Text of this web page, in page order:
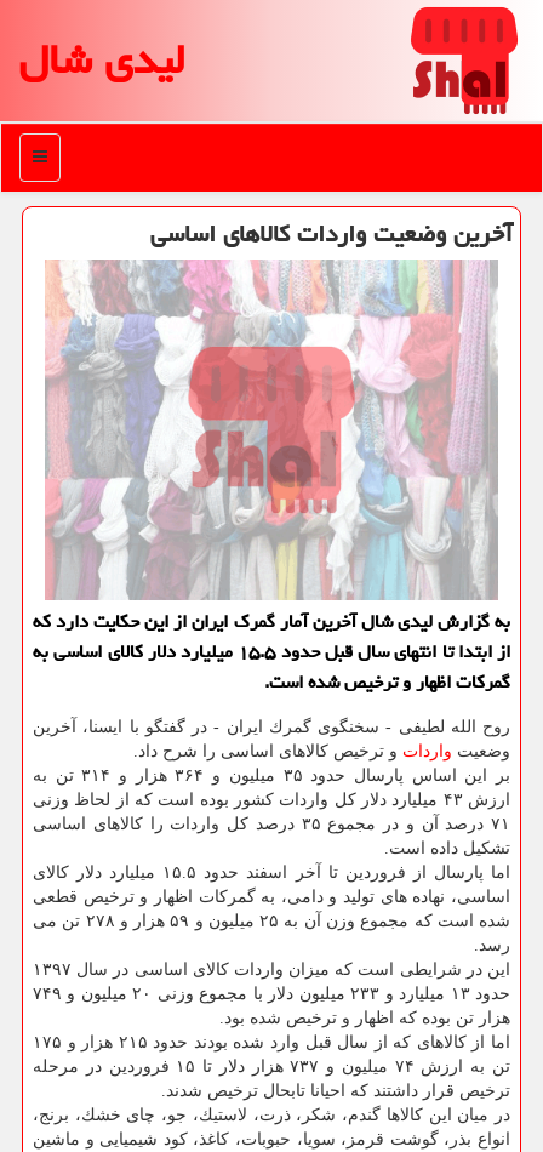
لیدی شال
منو
آخرین وضعیت واردات كالاهای اساسی
به گزارش لیدی شال آخرین آمار گمرك ایران از این حكایت دارد كه
از ابتدا تا انتهای سال قبل حدود ۱۵.۵ میلیارد دلار كالای اساسی به
گمركات اظهار و ترخیص شده است.
روح الله لطیفی - سخنگوی گمرك ایران - در گفتگو با ایسنا، آخرین
وضعیت واردات و ترخیص كالاهای اساسی را شرح داد.
بر این اساس پارسال حدود ۳۵ میلیون و ۳۶۴ هزار و ۳۱۴ تن به
ارزش ۴۳ میلیارد دلار كل واردات كشور بوده است كه از لحاظ وزنی
۷۱ درصد آن و در مجموع ۳۵ درصد كل واردات را كالاهای اساسی
تشكیل داده است.
اما پارسال از فروردین تا آخر اسفند حدود ۱۵.۵ میلیارد دلار كالای
اساسی، نهاده های تولید و دامی، به گمركات اظهار و ترخیص قطعی
شده است كه مجموع وزن آن به ۲۵ میلیون و ۵۹ هزار و ۲۷۸ تن می
رسد.
این در شرایطی است كه میزان واردات كالای اساسی در سال ۱۳۹۷
حدود ۱۳ میلیارد و ۲۳۳ میلیون دلار با مجموع وزنی ۲۰ میلیون و ۷۴۹
هزار تن بوده كه اظهار و ترخیص شده بود.
اما از كالاهای كه از سال قبل وارد شده بودند حدود ۲۱۵ هزار و ۱۷۵
تن به ارزش ۷۴ میلیون و ۷۳۷ هزار دلار تا ۱۵ فروردین در مرحله
ترخیص قرار داشتند كه احیانا تابحال ترخیص شدند.
در میان این كالاها گندم، شكر، ذرت، لاستیك، جو، چای خشك، برنج،
انواع بذر، گوشت قرمز، سویا، حبوبات، كاغذ، كود شیمیایی و ماشین